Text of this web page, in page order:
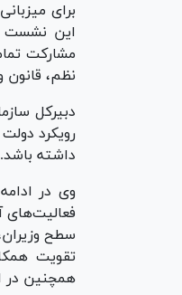
برای
مشارکت
نظم،
دبیرکل
رویکرد
داشته
وی در
فعالیت‌های
سطح
تقویت
همچنین در